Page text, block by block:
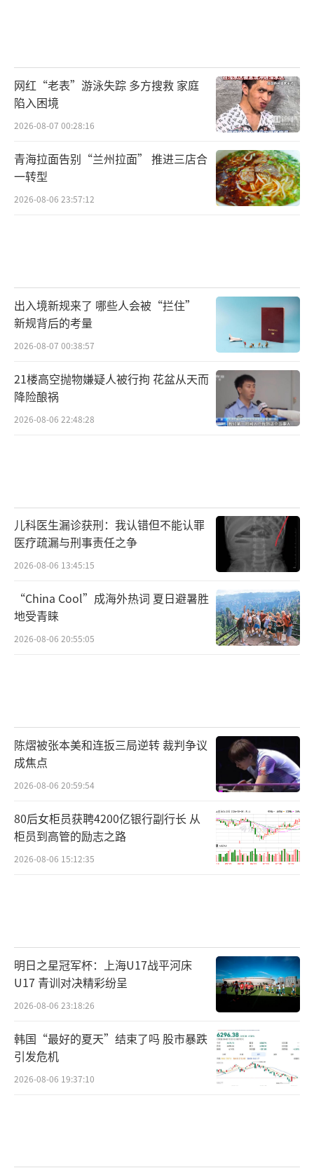
网红“老表”游泳失踪 多方搜救 家庭
陷入困境
2026-08-07 00:28:16
青海拉面告别“兰州拉面” 推进三店合
一转型
2026-08-06 23:57:12
出入境新规来了 哪些人会被“拦住”
新规背后的考量
2026-08-07 00:38:57
21楼高空抛物嫌疑人被行拘 花盆从天而
降险酿祸
2026-08-06 22:48:28
儿科医生漏诊获刑：我认错但不能认罪
医疗疏漏与刑事责任之争
2026-08-06 13:45:15
“China Cool”成海外热词 夏日避暑胜
地受青睐
2026-08-06 20:55:05
陈熠被张本美和连扳三局逆转 裁判争议
成焦点
2026-08-06 20:59:54
80后女柜员获聘4200亿银行副行长 从
柜员到高管的励志之路
2026-08-06 15:12:35
明日之星冠军杯：上海U17战平河床
U17 青训对决精彩纷呈
2026-08-06 23:18:26
韩国“最好的夏天”结束了吗 股市暴跌
引发危机
2026-08-06 19:37:10